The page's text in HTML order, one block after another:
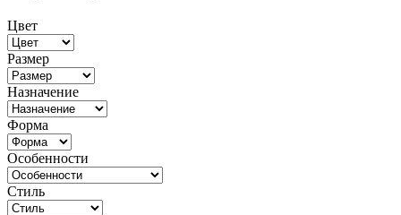
Цвет
Размер
Назначение
Форма
Особенности
Стиль